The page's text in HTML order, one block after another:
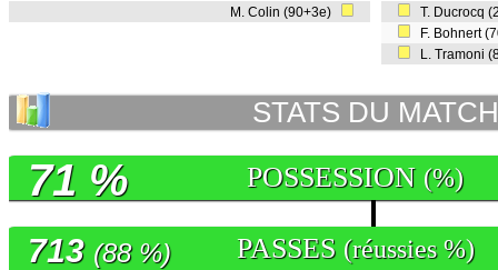
M. Colin (90+3e)
T. Ducrocq
F. Bohnert
L. Tramoni
STATS DU MATCH
POSSESSION (%)
71 %
PASSES (réussies %)
713 (88 %)